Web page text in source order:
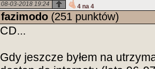
08-03-2018 19:24 4 na 4
fazimodo (251 punktów)
CD...
Gdy jeszcze byłem na